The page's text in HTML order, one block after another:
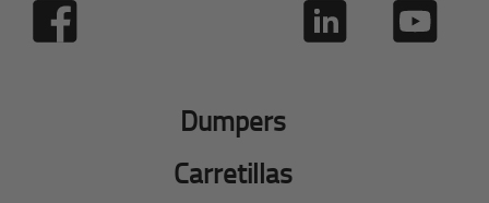
Dumpers
Carretillas